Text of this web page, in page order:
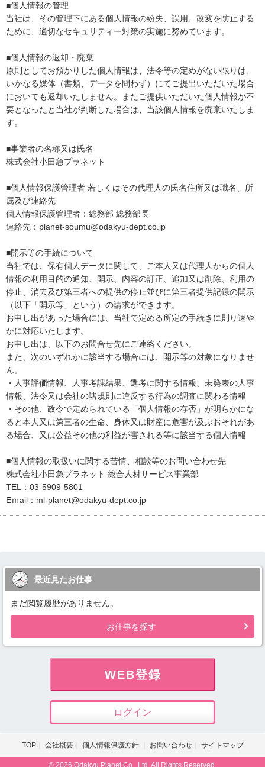
■個人情報の管理
当社は、その管理下にある個人情報の紛失、誤用、改変を防止する
ために、適切なセキュリティー対策の実施に努めています。
■個人情報の返却・廃棄
原則としてお預かりした個人情報は、法令等の定めがない限りは、
いかなる媒体（書類、データを問わず）にてご提出いただいた場合
においても返却いたしません。またご提供いただいた個人情報が不
要となったと当社が判断した場合は、当該個人情報を廃棄いたしま
す。
■事業者の名称又は氏名
株式会社小田急プラネット
■個人情報保護管理者 若しくはその代理人の氏名住所又は職名、所
属及び連絡先
個人情報保護管理者：総務部 総務部長
連絡先：planet-soumu@odakyu-dept.co.jp
■開示等の手続について
当社では、保有個人データに関して、ご本人又は代理人からの個人
情報の利用目的の通知、開示、内容の訂正、追加又は削除、利用の
停止、消去及び第三者への提供の停止並びに第三者提供記録の開示
（以下「開示等」という）の請求ができます。
お申し出があった場合には、当社で定める所定の手続きに則り速や
かに対応いたします。
お申し出は、以下のお問合せ先にご連絡ください。
また、次のいずれかに該当する場合には、開示等の対象になりませ
ん。
・人事評価情報、人事考課結果、選考に関する情報、未発表の人事
情報、法令又は会社の諸規則に違反する行為の調査に関わる情報
・その他、政令で定められている「個人情報の存否」が明らかにな
ると本人又は第三者の生命、身体又は財産に危害が及ぶおそれがあ
る場合、又は公益その他の利益が害される等に該当する個人情報
■個人情報の取扱いに関する苦情、相談等のお問い合わせ先
株式会社小田急プラネット 総合人材サービス事業部
TEL：03-5909-5801
Eｍail：ml-planet@odakyu-dept.co.jp
最近見たお仕事
まだ閲覧履歴がありません。
お仕事を探す
WEB登録
ログイン
TOP 会社概要 個人情報保護方針 お問い合わせ サイトマップ
© 2026 Odakyu Planet Co., Ltd. All Rights Reserved.